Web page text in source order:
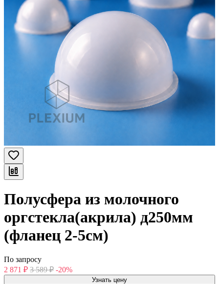
Полусфера из молочного
оргстекла(акрила) д250мм
(фланец 2-5см)
По запросу
2 871 ₽ 3 589 ₽ -20%
Узнать цену